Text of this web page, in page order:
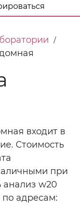
/
входит в
Стоимость
при
анализ w20
адресам: